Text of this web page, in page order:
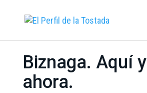
Biznaga. Aquí y
ahora.